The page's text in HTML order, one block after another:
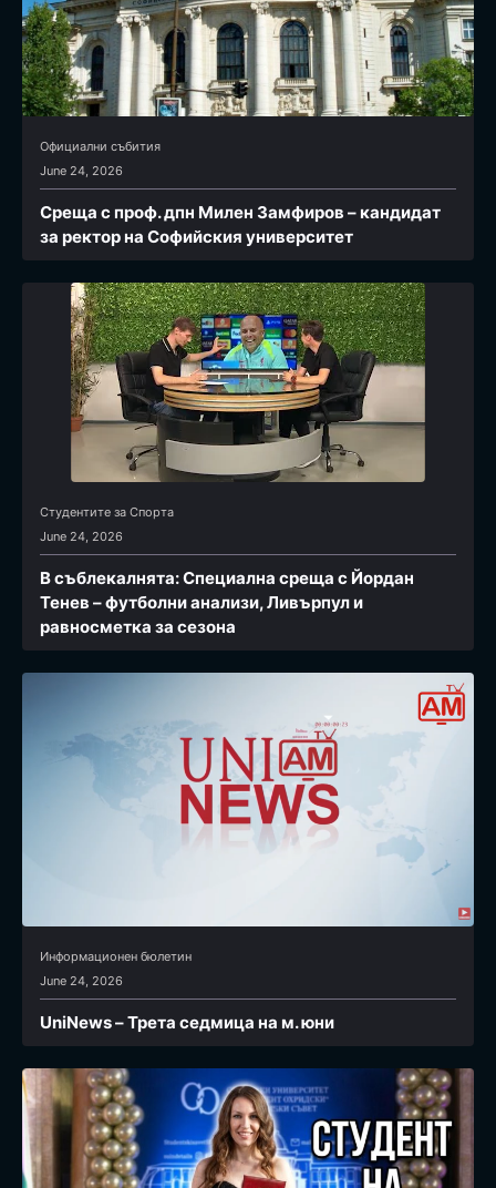
Официални събития
June 24, 2026
Среща с проф. дпн Милен Замфиров – кандидат
за ректор на Софийския университет
Студентите за Спортa
June 24, 2026
В съблекалнята: Специална среща с Йордан
Тенев – футболни анализи, Ливърпул и
равносметка за сезона
Информационен бюлетин
June 24, 2026
UniNews – Трета седмица на м. юни